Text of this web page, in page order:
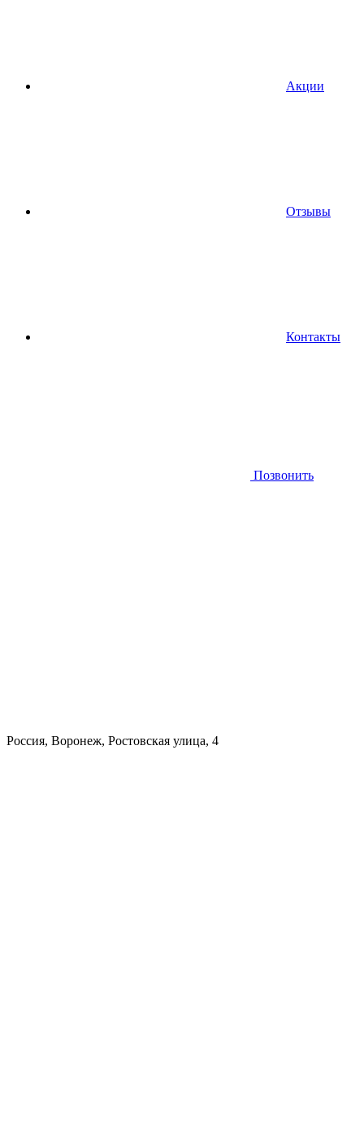
Акции
Отзывы
Контакты
Позвонить
Россия, Воронеж, Ростовская улица, 4